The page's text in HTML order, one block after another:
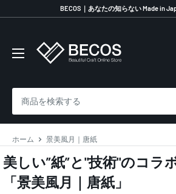
ッ
る
BECOS｜あなたの知らない Made in
伝
品
ら
ホーム 景美風月｜唐紙
美しい”紙”と"技術"のコラ
「景美風月｜唐紙」